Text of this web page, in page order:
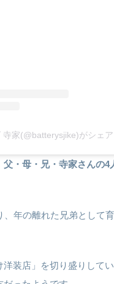
寺家(@batterysjike)がシェ
父・母・兄・寺家さんの4
、年の離れた兄弟として育
洋装店」を切り盛りして